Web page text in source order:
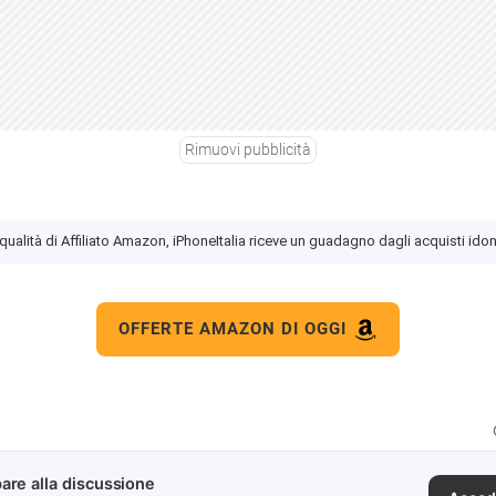
Rimuovi pubblicità
di Affiliato Amazon, iPhoneItalia riceve un guadagno dagli acquisti
OFFERTE AMAZON DI OGGI
alla discussione